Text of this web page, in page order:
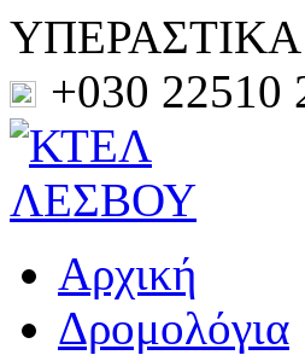
+030 22510
Αρχική
Δρομολόγια